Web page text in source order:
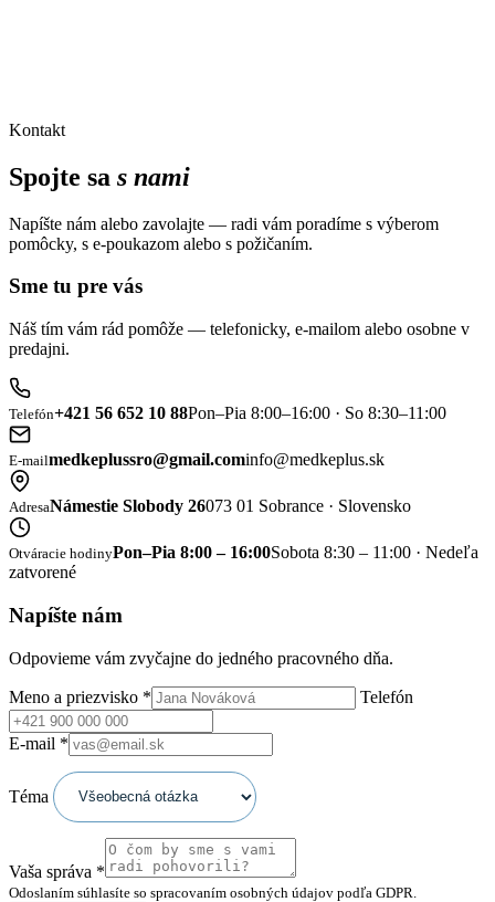
Kontakt
Spojte sa s nami
Napíšte nám alebo zavolajte — radi vám poradíme s výberom
pomôcky, s e-poukazom alebo s požičaním.
Sme tu pre vás
Náš tím vám rád pomôže — telefonicky, e-mailom alebo osobne v
predajni.
Telefón+421 56 652 10 88Pon–Pia 8:00–16:00 · So 8:30–11:00
E-mailmedkeplussro@gmail.cominfo@medkeplus.sk
AdresaNámestie Slobody 26073 01 Sobrance · Slovensko
Otváracie hodinyPon–Pia 8:00 – 16:00Sobota 8:30 – 11:00 · Nedeľa
zatvorené
Napíšte nám
Odpovieme vám zvyčajne do jedného pracovného dňa.
Meno a priezvisko * Telefón
E-mail *
Téma
Vaša správa *
Odoslaním súhlasíte so spracovaním osobných údajov podľa GDPR.